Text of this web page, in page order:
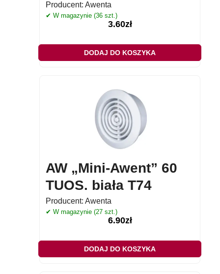
Producent: Awenta
✔ W magazynie (36 szt.)
3.60zł
DODAJ DO KOSZYKA
AW „Mini-Awent” 60
TUOS. biała T74
Producent: Awenta
✔ W magazynie (27 szt.)
6.90zł
DODAJ DO KOSZYKA